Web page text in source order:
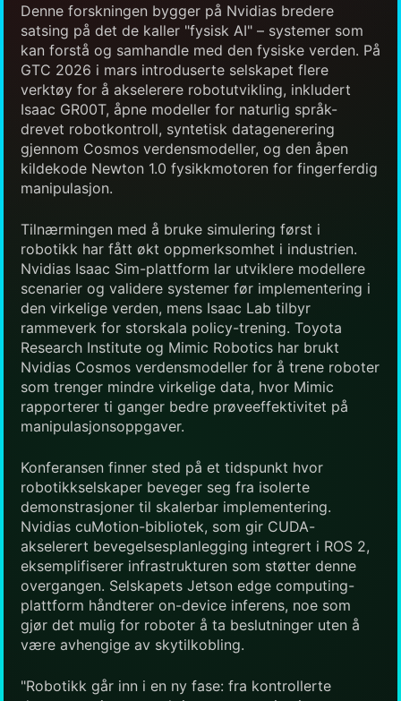
Denne forskningen bygger på Nvidias bredere
satsing på det de kaller "fysisk AI" – systemer som
kan forstå og samhandle med den fysiske verden. På
GTC 2026 i mars introduserte selskapet flere
verktøy for å akselerere robotutvikling, inkludert
Isaac GR00T, åpne modeller for naturlig språk-
drevet robotkontroll, syntetisk datagenerering
gjennom Cosmos verdensmodeller, og den åpen
kildekode Newton 1.0 fysikkmotoren for fingerferdig
manipulasjon.
Tilnærmingen med å bruke simulering først i
robotikk har fått økt oppmerksomhet i industrien.
Nvidias Isaac Sim-plattform lar utviklere modellere
scenarier og validere systemer før implementering i
den virkelige verden, mens Isaac Lab tilbyr
rammeverk for storskala policy-trening. Toyota
Research Institute og Mimic Robotics har brukt
Nvidias Cosmos verdensmodeller for å trene roboter
som trenger mindre virkelige data, hvor Mimic
rapporterer ti ganger bedre prøveeffektivitet på
manipulasjonsoppgaver.
Konferansen finner sted på et tidspunkt hvor
robotikkselskaper beveger seg fra isolerte
demonstrasjoner til skalerbar implementering.
Nvidias cuMotion-bibliotek, som gir CUDA-
akselerert bevegelsesplanlegging integrert i ROS 2,
eksemplifiserer infrastrukturen som støtter denne
overgangen. Selskapets Jetson edge computing-
plattform håndterer on-device inferens, noe som
gjør det mulig for roboter å ta beslutninger uten å
være avhengige av skytilkobling.
"Robotikk går inn i en ny fase: fra kontrollerte